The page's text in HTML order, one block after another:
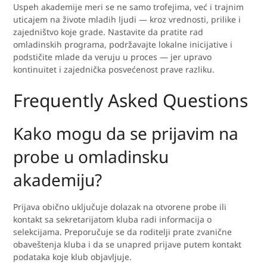
Uspeh akademije meri se ne samo trofejima, već i trajnim
uticajem na živote mladih ljudi — kroz vrednosti, prilike i
zajedništvo koje grade. Nastavite da pratite rad
omladinskih programa, podržavajte lokalne inicijative i
podstičite mlade da veruju u proces — jer upravo
kontinuitet i zajednička posvećenost prave razliku.
Frequently Asked Questions
Kako mogu da se prijavim na
probe u omladinsku
akademiju?
Prijava obično uključuje dolazak na otvorene probe ili
kontakt sa sekretarijatom kluba radi informacija o
selekcijama. Preporučuje se da roditelji prate zvanične
obaveštenja kluba i da se unapred prijave putem kontakt
podataka koje klub objavljuje.